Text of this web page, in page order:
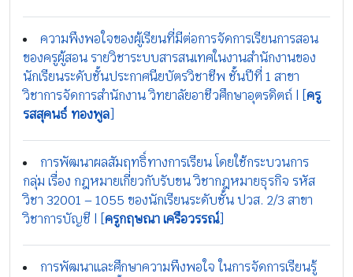
ความพึงพอใจของผู้เรียนที่มีต่อการจัดการเรียนการสอน
ของครูผู้สอน รายวิชาระบบสารสนเทศในงานสำนักงานของ
นักเรียนระดับชั้นประกาศนียบัตรวิชาชีพ ชั้นปีที่ 1 สาขา
วิชาการจัดการสำนักงาน วิทยาลัยอาชีวศึกษาอุตรดิตถ์ | [ ครู
รสสุคนธ์ ทองพูล
การพัฒนาผลสัมฤทธิ์ทางการเรียน โดยใช้กระบวนการ
กลุ่ม เรื่อง กฎหมายเกี่ยวกับรับขน วิชากฎหมายธุรกิจ รหัส
วิชา 32001 – 1055 ของนักเรียนระดับชั้น ปวส. 2/3 สาขา
วิชาการบัญชี | [ ครูกฤษณา เครือวรรณ์]
การพัฒนาและศึกษาความพึงพอใจ ในการจัดการเรียนรู้